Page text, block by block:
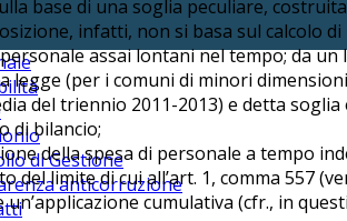
di Gestione
anticorruzione
base di una soglia peculiare,
infatti, non si basa sul calcolo
assai lontani nel tempo; da
legge (per i comuni di minori
del triennio 2011-2013) e detta
di bilancio;
della spesa di personale a tempo
del limite di cui all’art. 1, comma 557
un’applicazione cumulativa (cfr., in